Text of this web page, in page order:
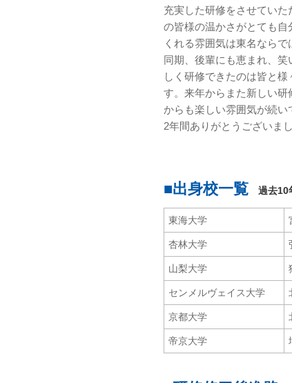
充実した研修をさせてい
の皆様の温かさがとても
くれる雰囲気は東名ならで
同期、後輩にも恵まれ、
しく研修できたのは皆と
す。来年からまた新しい
からも楽しい雰囲気が続い
2年間ありがとうございまし
■出身校一覧 過去10
東海大学
杏林大学
山梨大学
センメルヴェイス大学
京都大学
帝京大学